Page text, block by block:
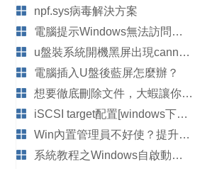
npf.sys病毒解決方案
電腦提示Windows無法訪問指定設備路徑或文件如何解決？
u盤裝系統開機黑屏出現cannot load file如何解決？
電腦插入U盤後藍屏怎麼辦？
想要徹底刪除文件，大蝦讓你心想事成
iSCSI target配置[windows下使用linux的存儲設備]
Win內置管理員不好使？提升最高權限
系統教程之Windows自啟動方式大全